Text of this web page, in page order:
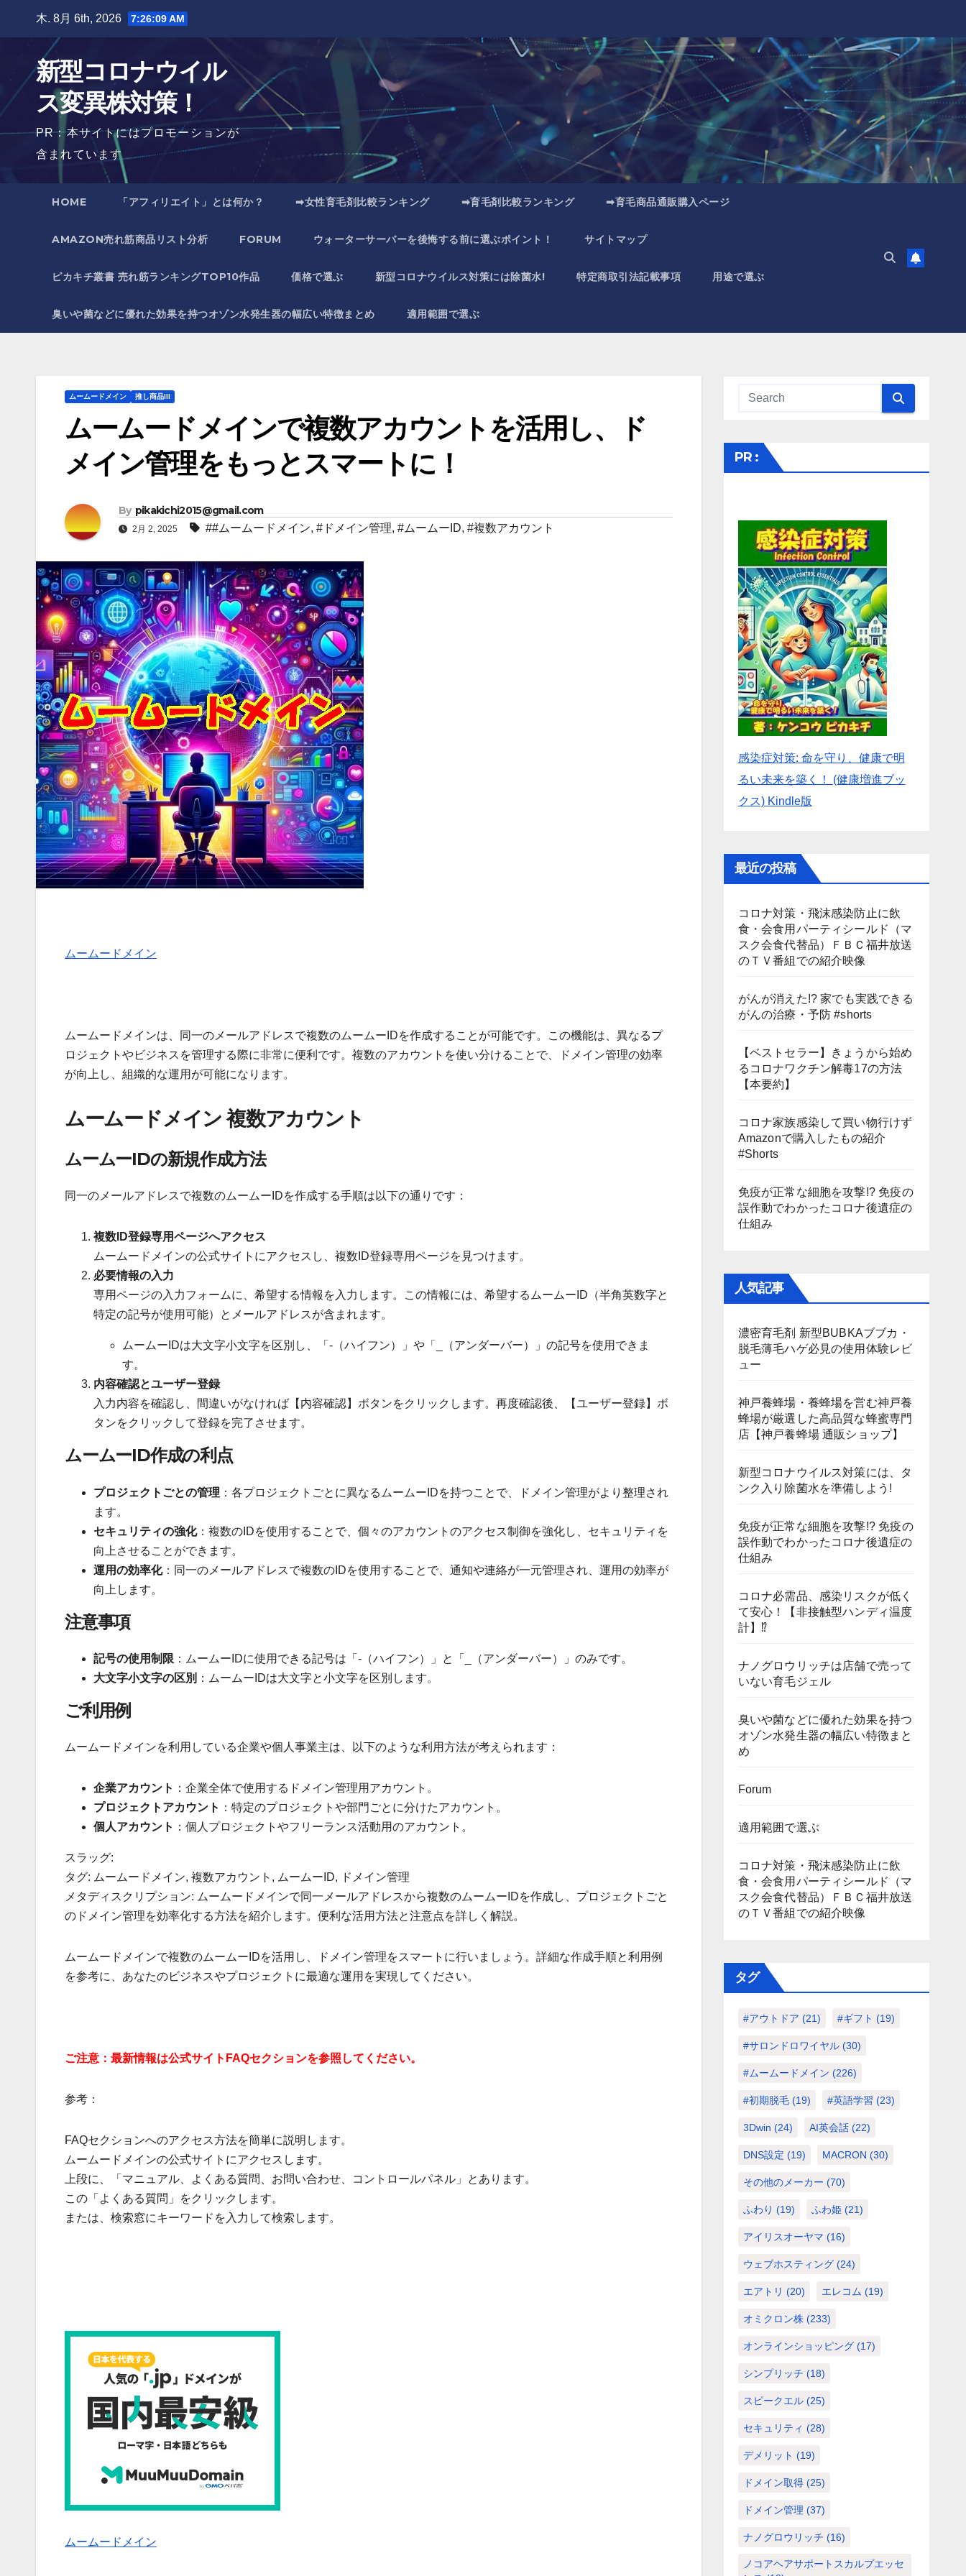
木. 8月 6th, 2026 7:26:11 AM
新型コロナウイル
ス変異株対策！
PR：本サイトにはプロモーションが
含まれています
HOME 「アフィリエイト」とは何か？ ➡女性育毛剤比較ランキング ➡育毛剤比較ランキング ➡育毛商品通販購入ページ
AMAZON売れ筋商品リスト分析 FORUM ウォーターサーバーを後悔する前に選ぶポイント！ サイトマップ
ピカキチ叢書 売れ筋ランキングTOP10作品 価格で選ぶ 新型コロナウイルス対策には除菌水! 特定商取引法記載事項 用途で選ぶ
臭いや菌などに優れた効果を持つオゾン水発生器の幅広い特徴まとめ 適用範囲で選ぶ
ムームードメイン 推し商品III
ムームードメインで複数アカウントを活用し、ド
メイン管理をもっとスマートに！
By pikakichi2015@gmail.com
2月 2, 2025 ##ムームードメイン, #ドメイン管理, #ムームーID, #複数アカウント
ムームードメイン
ムームードメインは、同一のメールアドレスで複数のムームーIDを作成することが可能です。この機能は、異なるプ
ロジェクトやビジネスを管理する際に非常に便利です。複数のアカウントを使い分けることで、ドメイン管理の効率
が向上し、組織的な運用が可能になります。
ムームードメイン 複数アカウント
ムームーIDの新規作成方法
同一のメールアドレスで複数のムームーIDを作成する手順は以下の通りです：
複数ID登録専用ページへアクセス
ムームードメインの公式サイトにアクセスし、複数ID登録専用ページを見つけます。
必要情報の入力
専用ページの入力フォームに、希望する情報を入力します。この情報には、希望するムームーID（半角英数字と
特定の記号が使用可能）とメールアドレスが含まれます。
ムームーIDは大文字小文字を区別し、「-（ハイフン）」や「_（アンダーバー）」の記号を使用できま
す。
内容確認とユーザー登録
入力内容を確認し、間違いがなければ【内容確認】ボタンをクリックします。再度確認後、【ユーザー登録】ボ
タンをクリックして登録を完了させます。
ムームーID作成の利点
プロジェクトごとの管理 ：各プロジェクトごとに異なるムームーIDを持つことで、ドメイン管理がより整理され
ます。
セキュリティの強化：複数のIDを使用することで、個々のアカウントのアクセス制御を強化し、セキュリティを
向上させることができます。
運用の効率化：同一のメールアドレスで複数のIDを使用することで、通知や連絡が一元管理され、運用の効率が
向上します。
注意事項
記号の使用制限 ：ムームーIDに使用できる記号は「-（ハイフン）」と「_（アンダーバー）」のみです。
大文字小文字の区別 ：ムームーIDは大文字と小文字を区別します。
ご利用例
ムームードメインを利用している企業や個人事業主は、以下のような利用方法が考えられます：
企業アカウント ：企業全体で使用するドメイン管理用アカウント。
プロジェクトアカウント ：特定のプロジェクトや部門ごとに分けたアカウント。
個人アカウント ：個人プロジェクトやフリーランス活動用のアカウント。
スラッグ:
タグ: ムームードメイン, 複数アカウント, ムームーID, ドメイン管理
メタディスクリプション: ムームードメインで同一メールアドレスから複数のムームーIDを作成し、プロジェクトごと
のドメイン管理を効率化する方法を紹介します。便利な活用方法と注意点を詳しく解説。
ムームードメインで複数のムームーIDを活用し、ドメイン管理をスマートに行いましょう。詳細な作成手順と利用例
を参考に、あなたのビジネスやプロジェクトに最適な運用を実現してください。
ご注意：最新情報は公式サイトFAQセクションを参照してください。
参考：
FAQセクションへのアクセス方法を簡単に説明します。
ムームードメインの公式サイトにアクセスします。
上段に、「マニュアル、よくある質問、お問い合わせ、コントロールパネル」とあります。
この「よくある質問」をクリックします。
または、検索窓にキーワードを入力して検索します。
ムームードメイン
PR :
感染症対策: 命を守り、健康で明
るい未来を築く！ (健康増進ブッ
クス) Kindle版
最近の投稿
コロナ対策・飛沫感染防止に飲
食・会食用パーティシールド（マ
スク会食代替品）ＦＢＣ福井放送
のＴＶ番組での紹介映像
がんが消えた!? 家でも実践できる
がんの治療・予防 #shorts
【ベストセラー】きょうから始め
るコロナワクチン解毒17の方法
【本要約】
コロナ家族感染して買い物行けず
Amazonで購入したもの紹介
#Shorts
免疫が正常な細胞を攻撃!? 免疫の
誤作動でわかったコロナ後遺症の
仕組み
人気記事
濃密育毛剤 新型BUBKAブブカ・
脱毛薄毛ハゲ必見の使用体験レビ
ュー
神戸養蜂場・養蜂場を営む神戸養
蜂場が厳選した高品質な蜂蜜専門
店【神戸養蜂場 通販ショップ】
新型コロナウイルス対策には、タ
ンク入り除菌水を準備しよう!
免疫が正常な細胞を攻撃!? 免疫の
誤作動でわかったコロナ後遺症の
仕組み
コロナ必需品、感染リスクが低く
て安心！【非接触型ハンディ温度
計】⁉
ナノグロウリッチは店舗で売って
いない育毛ジェル
臭いや菌などに優れた効果を持つ
オゾン水発生器の幅広い特徴まと
め
Forum
適用範囲で選ぶ
コロナ対策・飛沫感染防止に飲
食・会食用パーティシールド（マ
スク会食代替品）ＦＢＣ福井放送
のＴＶ番組での紹介映像
タグ
#アウトドア (21) #ギフト (19)
#サロンドロワイヤル(30)
#ムームードメイン (226)
#初期脱毛(19) #英語学習 (23)
3Dwin (24) AI英会話(22)
DNS設定 (19) MACRON (30)
その他のメーカー (70)
ふわり (19) ふわ姫(21)
アイリスオーヤマ (16)
ウェブホスティング(24)
エアトリ (20) エレコム (19)
オミクロン株(233)
オンラインショッピング(17)
シンプリッチ (18)
スピークエル(25)
セキュリティ (28)
デメリット (19)
ドメイン取得(25)
ドメイン管理 (37)
ナノグロウリッチ (16)
ノコアヘアサポートスカルプエッセ